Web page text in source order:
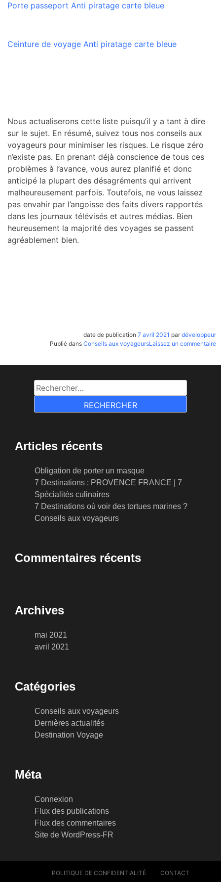
Porte passeport Anti piratage carte bleue
Ceinture de voyage Anti piratage carte bleue
Nous actualiserons cette liste puisqu’il y a tant à dire
sur le sujet. En résumé, suivez tous nos conseils aux
voyageurs pour minimiser les risques. Le risque zéro
n’existe pas. En prenant déjà conscience de tous ces
problèmes à l’avance, vous aurez planifié et donc
anticipé la plupart des désagréments qui arrivent
malheureusement parfois. Toutefois, ne vous laissez
pas envahir par l’angoisse des faits divers rapportés
dans les journaux télévisés et autres médias. Bien
heureusement la majorité des voyages se passent
agréablement bien.
date de publication 7 avril 2021 par développeur
Publié dans Conseils aux voyageursLaissez un commentaire
Rechercher :
Articles récents
Obligation de porter un masque
7 Destinations : PROVENCE FRANCE | 7
Spécialités culinaires
7 Destinations où voir des tortues marines ?
Conseils aux voyageurs
Commentaires récents
Archives
mai 2021
avril 2021
Catégories
Conseils aux voyageurs
Dernières actualités
Destination Voyage
Méta
Connexion
Flux des publications
Flux des commentaires
Site de WordPress-FR
POLITIQUE DE CONFIDENTIALITÉ CONTACT